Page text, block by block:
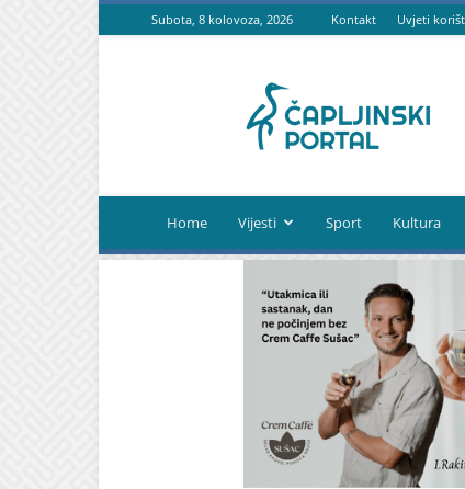
Subota, 8 kolovoza, 2026 Kontakt Uvjeti
portal
Home Vijesti Sport Kultura